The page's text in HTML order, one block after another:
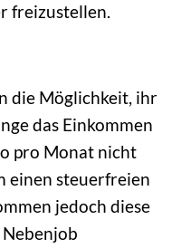
freizustellen.
die Möglichkeit, ihr
das Einkommen
pro Monat nicht
einen steuerfreien
jedoch diese